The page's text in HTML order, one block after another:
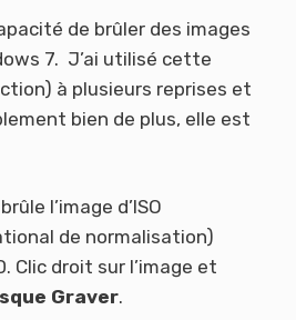
de brûler des images
7. J’ai utilisé cette
à plusieurs reprises et
bien de plus, elle est
l’image d’ISO
de normalisation)
Clic droit sur l’image et
Graver.